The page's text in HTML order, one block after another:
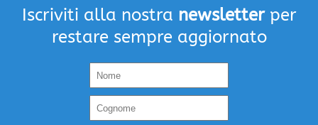
Iscriviti alla nostra newsletterper
restare sempre aggiornato